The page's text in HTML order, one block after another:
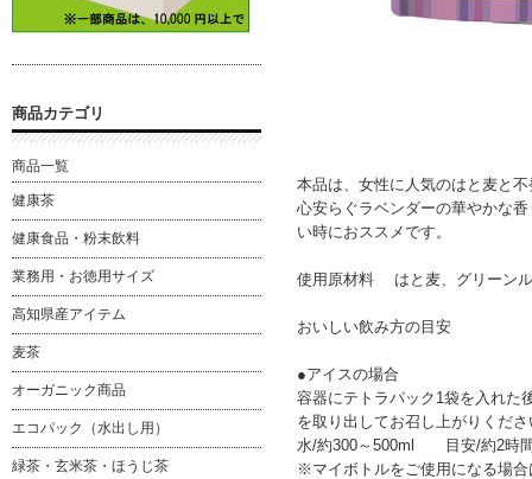
本品は、女性に人気のはと麦と
心安らぐラベンダーの華やかな
い時におススメです。
使用原材料 はと麦、グリー
おいしい飲み方の目安
●アイスの場合
容器にテトラパック1袋を入れた
を取り出してお召し上がりくださ
水/約300～500ml 目安/約2時
※マイボトルをご使用になる場
商品カテゴリ
商品一覧
健康茶
健康食品・粉末飲料
業務用・お徳用サイズ
高知県産アイテム
麦茶
オーガニック商品
エコパック（水出し用）
緑茶・玄米茶・ほうじ茶